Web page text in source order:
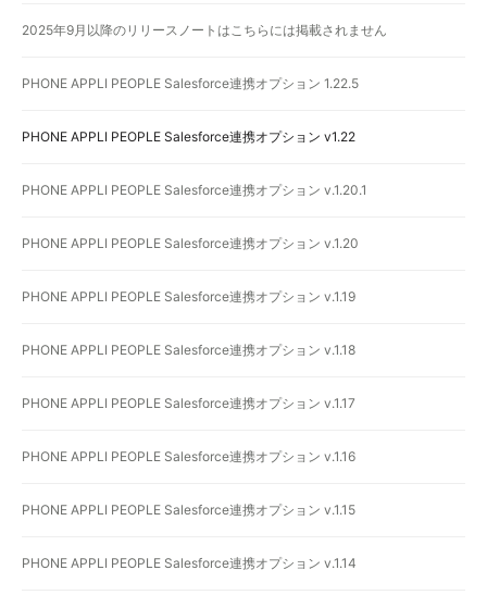
2025年9月以降のリリースノートはこちらには掲載されません
PHONE APPLI PEOPLE Salesforce連携オプション 1.22.5
PHONE APPLI PEOPLE Salesforce連携オプション v1.22
PHONE APPLI PEOPLE Salesforce連携オプション v.1.20.1
PHONE APPLI PEOPLE Salesforce連携オプション v.1.20
PHONE APPLI PEOPLE Salesforce連携オプション v.1.19
PHONE APPLI PEOPLE Salesforce連携オプション v.1.18
PHONE APPLI PEOPLE Salesforce連携オプション v.1.17
PHONE APPLI PEOPLE Salesforce連携オプション v.1.16
PHONE APPLI PEOPLE Salesforce連携オプション v.1.15
PHONE APPLI PEOPLE Salesforce連携オプション v.1.14